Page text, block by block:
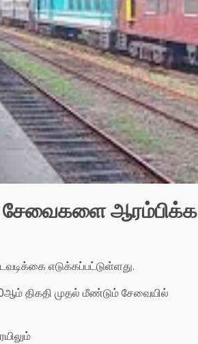
சேவைகளை ஆரம்பிக்க
எடுக்கப்பட்டுள்ளது.
திகதி முதல் மீண்டும் சேவையில்